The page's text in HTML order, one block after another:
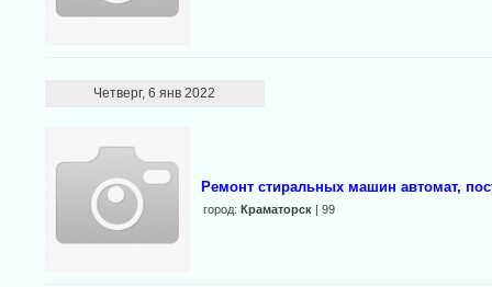
Четверг, 6 янв 2022
Ремонт стиральных машин автомат,
город: Краматорск| 99